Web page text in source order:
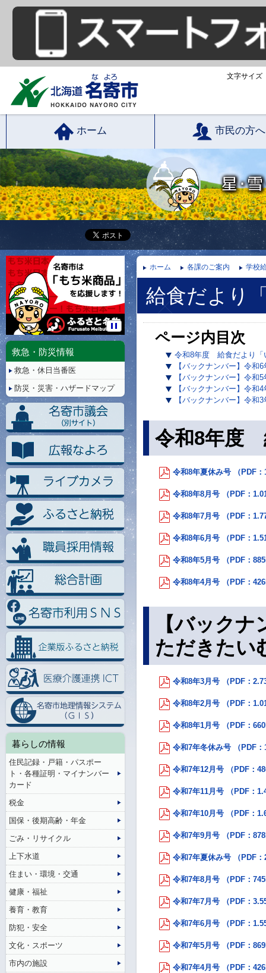
文字サイズ
ホーム 市民の方へ
ホーム 各課のご案内 学校
給食だより
ページ内目次
令和8年度 給食だより「
【バックナンバー】令
【バックナンバー】令
【バックナンバー】令
【バックナンバー】令
令和8年度
令和8年夏休み号 （PDF
令和8年8月号 （PDF：
令和8年7月号 （PDF：
令和8年6月号 （PDF：
令和8年5月号 （PDF：
令和8年4月号 （PDF：
【バック
ただきたい
令和8年3月号 （PDF：
令和8年2月号 （PDF：
令和8年1月号 （PDF：
令和7年冬休み号 （PDF
令和7年12月号 （PDF：
令和7年11月号 （PDF：
令和7年10月号 （PDF：
令和7年9月号 （PDF：
令和7年夏休み号 （PDF
令和7年8月号 （PDF：
令和7年7月号 （PDF：
令和7年6月号 （PDF：
令和7年5月号 （PDF：
令和7年4月号 （PDF：
停
救急・防災情報
救急・休日当番医
防災・災害・ハザードマップ
暮らしの情報
住民記録・戸籍・パスポー
ト・各種証明・マイナンバー
カード
税金
国保・後期高齢・年金
ごみ・リサイクル
上下水道
住まい・環境・交通
健康・福祉
養育・教育
防犯・安全
文化・スポーツ
市内の施設